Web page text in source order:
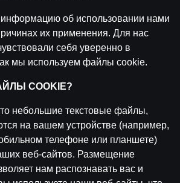
2025 г.
об использовании нами
их применения. Для нас
себя уверенно в
мы используем файлы cookie.
COOKIE?
небольшие текстовые файлы,
на вашем устройстве (например,
телефоне или планшете)
веб-сайтов. Размещение
нам распознавать вас и